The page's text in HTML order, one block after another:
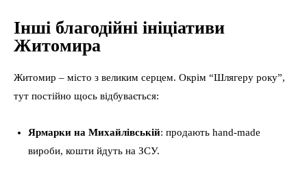
Інші благодійні ініціативи
Житомира
Житомир – місто з великим серцем. Окрім “Шлягеру року”,
тут постійно щось відбувається:
Ярмарки на Михайлівській: продають hand-made
вироби, кошти йдуть на ЗСУ.